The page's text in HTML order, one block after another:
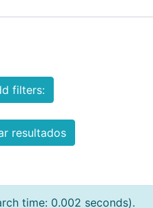
filters:
resultados
time: 0.002 seconds).